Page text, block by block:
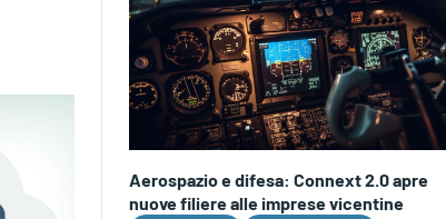
Aerospazio e difesa: Connext 2.0 apre
nuove filiere alle imprese vicentine